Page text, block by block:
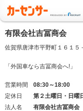
有限会社吉冨商会
佐賀県唐津市平野町１６１５
「外国車なら吉冨商会へ!」
営業時間
08:30～18:00
定休日
第２土曜日・日曜
法人名
有限会社吉冨商会